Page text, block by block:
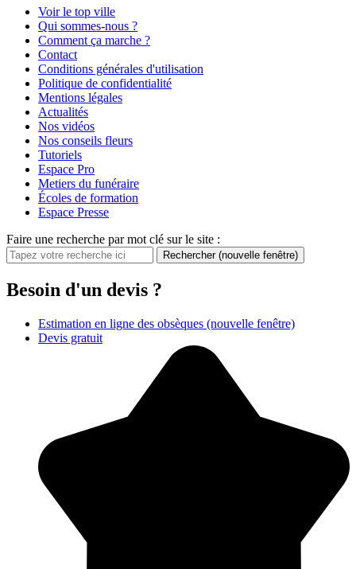
Voir le top ville
Qui sommes-nous ?
Comment ça marche ?
Contact
Conditions générales d'utilisation
Politique de confidentialité
Mentions légales
Actualités
Nos vidéos
Nos conseils fleurs
Tutoriels
Espace Pro
Metiers du funéraire
Écoles de formation
Espace Presse
Faire une recherche par mot clé sur le site :
Rechercher (nouvelle fenêtre)
Besoin d'un devis ?
Estimation en ligne des obsèques (nouvelle fenêtre)
Devis gratuit